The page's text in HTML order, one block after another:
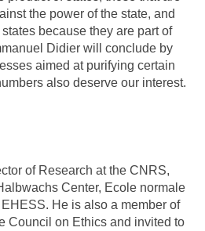
the power of the state, and
because they are part of
Didier will conclude by
aimed at purifying certain
also deserve our interest.
of Research at the CNRS,
Center, Ecole normale
He is also a member of
Council on Ethics and invited to